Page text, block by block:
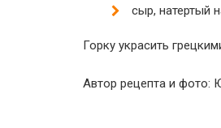
сыр, натертый
Горку украсить
Автор рецепта и фото: